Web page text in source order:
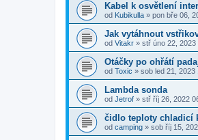
Kabel k osvětlení
od Kubikulla » pon bře 06,
Jak vytáhnout
od Vitakr » stř úno 22, 2023
Otáčky po ohřátí
od Toxic » sob led 21, 2023
Lambda sonda
od Jetrof » stř říj 26, 2022
čidlo teploty chladicí
od camping » sob říj 15,